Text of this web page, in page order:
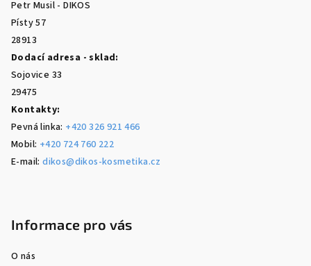
Petr Musil - DIKOS
Písty 57
28913
Dodací adresa - sklad:
Sojovice 33
29475
Kontakty:
Pevná linka: +420 326 921 466
Mobil: +420 724 760 222
E-mail:dikos@dikos-kosmetika.cz
Informace pro vás
O nás